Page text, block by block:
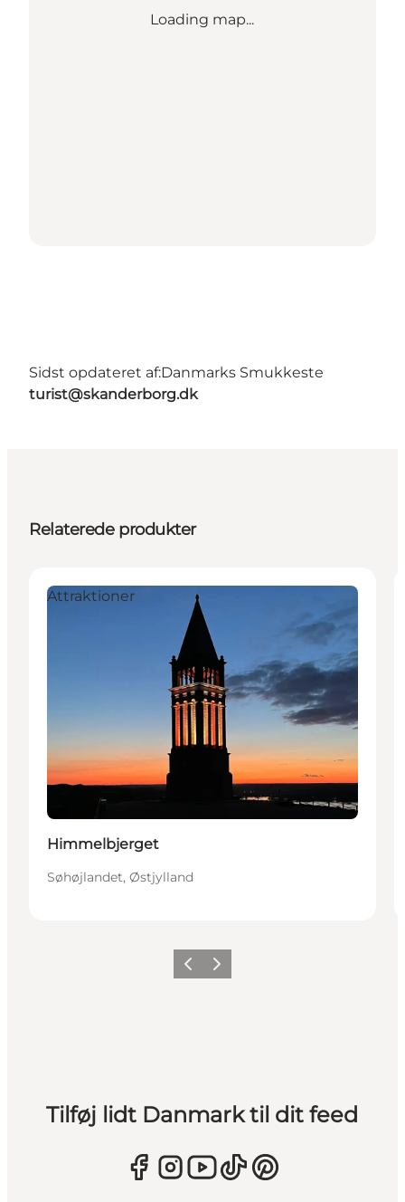
Loading map...
Sidst opdateret af:Danmarks Smukkeste
turist@skanderborg.dk
Relaterede produkter
Attraktioner
Himmelbjerget
Søhøjlandet, Østjylland
ForrigeNæste
Tilføj lidt Danmark til dit feed